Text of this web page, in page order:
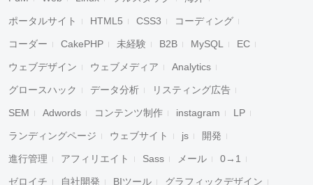
ポータルサイト HTML5 CSS3 コーディング
コーダー CakePHP 未経験 B2B MySQL EC
ウェブデザイン ウェブメディア Analytics
グロースハック データ分析 リスティング広告
SEM Adwords コンテンツ制作 instagram LP
ランディングページ ウェブサイト js 開発
進行管理 アフィリエイト Sass メール 0→1
ゼロイチ 自社開発 BIツール グラフィックデザイン